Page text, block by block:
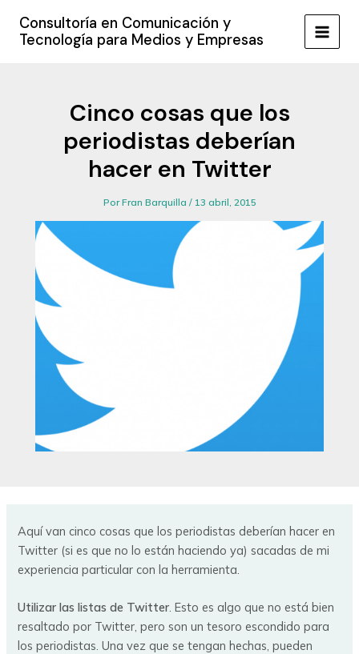
contenido
Consultoría en Comunicación y
Tecnología para Medios y Empresas
MAIN
Cinco cosas que los
periodistas deberían
hacer en Twitter
PorFran Barquilla / 13 abril, 2015
Aquí van cinco cosas que los periodistas deberían hacer en
Twitter (si es que no lo están haciendo ya) sacadas de mi
experiencia particular con la herramienta.
Utilizar las listas de Twitter. Esto es algo que no está bien
resaltado por Twitter, pero son un tesoro escondido para
los periodistas. Una vez que se tengan hechas, pueden